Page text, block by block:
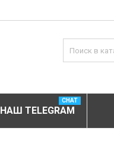
НАШ TELEGRAM
CHAT